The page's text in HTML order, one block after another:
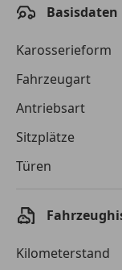
Laufzeit
Kreditbetrag
Zu zahlender
Gesamtbetrag
Effektivzinsatz
Sollzinssatz
Basisdaten
Karosserieform
Fahrzeugart
Antriebsart
Sitzplätze
Türen
Kilometerstand